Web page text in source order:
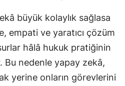
büyük kolaylık sağlasa
empati ve yaratıcı çözüm
hâlâ hukuk pratiğinin
Bu nedenle yapay zekâ,
yerine onların görevlerini